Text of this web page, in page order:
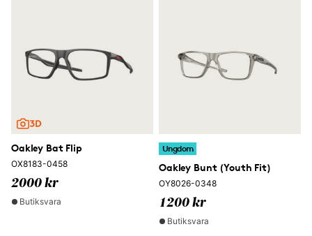
Oakley Bat Flip
OX8183-0458
2000 kr
Butiksvara
Ungdom
Oakley Bunt (Youth Fit)
OY8026-0348
1200 kr
Butiksvara